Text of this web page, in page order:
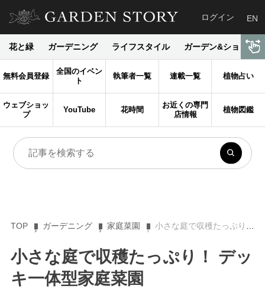
ログイン EN
花と緑 ガーデニング ライフスタイル ガーデン&ショップ
無料会員登録
全国のイベン
ト
執筆者一覧 連載一覧 植物占い
ウェブショッ
プ
YouTube 花時間
お近くの専門
店情報
植物図鑑
TOP ガーデニング 家庭菜園 小さな庭で収穫たっぷり！ デッキ一体型家庭菜園
小さな庭で収穫たっぷり！ デッ
キ一体型家庭菜園